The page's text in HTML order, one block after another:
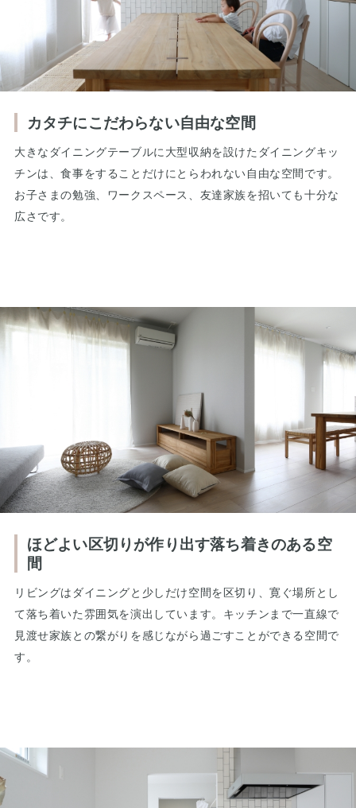
カタチにこだわらない自由な空間
大きなダイニングテーブルに大型収納を設けたダイニングキッ
チンは、食事をすることだけにとらわれない自由な空間です。
お子さまの勉強、ワークスペース、友達家族を招いても十分な
広さです。
ほどよい区切りが作り出す落ち着きのある空
間
リビングはダイニングと少しだけ空間を区切り、寛ぐ場所とし
て落ち着いた雰囲気を演出しています。キッチンまで一直線で
見渡せ家族との繋がりを感じながら過ごすことができる空間で
す。